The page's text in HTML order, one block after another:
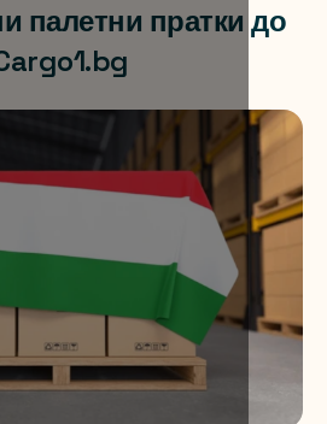
палетни пратки до